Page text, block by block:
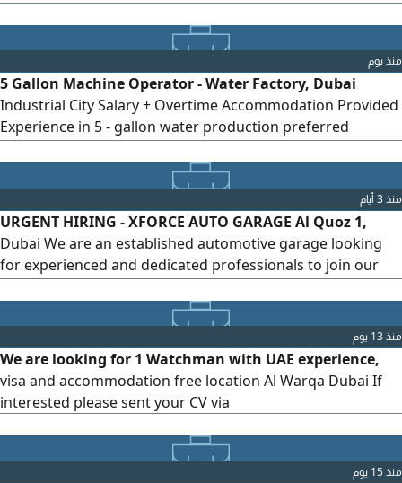
experience in property valuation
منذ يوم
5 Gallon Machine Operator - Water Factory, Dubai
Industrial City Salary + Overtime Accommodation Provided
Experience in 5 - gallon water production preferred
منذ 3 أيام
URGENT HIRING - XFORCE AUTO GARAGE Al Quoz 1,
Dubai We are an established automotive garage looking
for experienced and dedicated professionals to join our
professional working environment where your skills and
dedication are valued. Open Positions Auto Painter
Benefits Attractive Salary Accommodation Provided
Employment Visa Provided
منذ 13 يوم
We are looking for 1 Watchman with UAE experience,
visa and accommodation free location Al Warqa Dubai If
interested please sent your CV via
منذ 15 يوم